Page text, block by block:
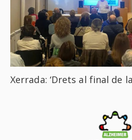
Xerrada: ‘Drets al final de